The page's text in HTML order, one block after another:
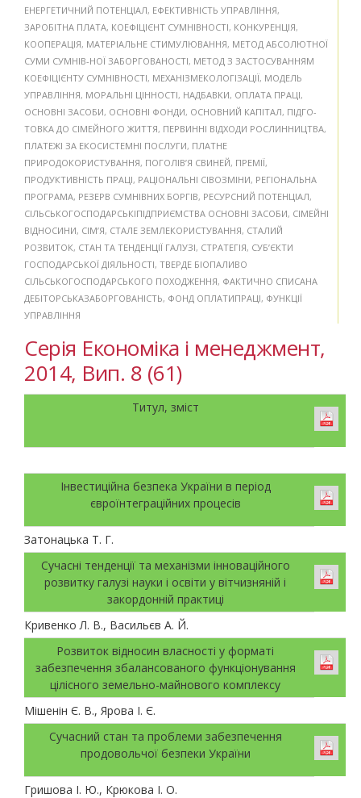
ЕНЕРГЕТИЧНИЙ ПОТЕНЦІАЛ, ЕФЕКТИВНІСТЬ УПРАВЛІННЯ,
ЗАРОБІТНА ПЛАТА, КОЕФІЦІЄНТ СУМНІВНОСТІ, КОНКУРЕНЦІЯ,
КООПЕРАЦІЯ, МАТЕРІАЛЬНЕ СТИМУЛЮВАННЯ, МЕТОД АБСОЛЮТНОЇ
СУМИ СУМНІВ-НОЇ ЗАБОРГОВАНОСТІ, МЕТОД З ЗАСТОСУВАННЯМ
КОЕФІЦІЄНТУ СУМНІВНОСТІ, МЕХАНІЗМЕКОЛОГІЗАЦІЇ, МОДЕЛЬ
УПРАВЛІННЯ, МОРАЛЬНІ ЦІННОСТІ, НАДБАВКИ, ОПЛАТА ПРАЦІ,
ОСНОВНІ ЗАСОБИ, ОСНОВНІ ФОНДИ, ОСНОВНИЙ КАПІТАЛ, ПІДГО-
ТОВКА ДО СІМЕЙНОГО ЖИТТЯ, ПЕРВИННІ ВІДХОДИ РОСЛИННИЦТВА,
ПЛАТЕЖІ ЗА ЕКОСИСТЕМНІ ПОСЛУГИ, ПЛАТНЕ
ПРИРОДОКОРИСТУВАННЯ, ПОГОЛІВ’Я СВИНЕЙ, ПРЕМІЇ,
ПРОДУКТИВНІСТЬ ПРАЦІ, РАЦІОНАЛЬНІ СІВОЗМІНИ, РЕГІОНАЛЬНА
ПРОГРАМА, РЕЗЕРВ СУМНІВНИХ БОРГІВ, РЕСУРСНИЙ ПОТЕНЦІАЛ,
СІЛЬСЬКОГОСПОДАРСЬКІПІДПРИЄМСТВА ОСНОВНІ ЗАСОБИ, СІМЕЙНІ
ВІДНОСИНИ, СІМ’Я, СТАЛЕ ЗЕМЛЕКОРИСТУВАННЯ, СТАЛИЙ
РОЗВИТОК, СТАН ТА ТЕНДЕНЦІЇ ГАЛУЗІ, СТРАТЕГІЯ, СУБ’ЄКТИ
ГОСПОДАРСЬКОЇ ДІЯЛЬНОСТІ, ТВЕРДЕ БІОПАЛИВО
СІЛЬСЬКОГОСПОДАРСЬКОГО ПОХОДЖЕННЯ, ФАКТИЧНО СПИСАНА
ДЕБІТОРСЬКАЗАБОРГОВАНІСТЬ, ФОНД ОПЛАТИПРАЦІ, ФУНКЦІЇ
УПРАВЛІННЯ
Серія Економіка і менеджмент,
2014, Вип. 8 (61)
Титул, зміст
Інвестиційна безпека України в період
євроїнтеграційних процесів
Затонацька Т. Г.
Сучасні тенденції та механізми інноваційного
розвитку галузі науки і освіти у вітчизняній і
закордонній практиці
Кривенко Л. В., Васильєв А. Й.
Розвиток відносин власності у форматі
забезпечення збалансованого функціонування
цілісного земельно-майнового комплексу
Мішенін Є. В., Ярова І. Є.
Сучасний стан та проблеми забезпечення
продовольчої безпеки України
Гришова І. Ю., Крюкова І. О.